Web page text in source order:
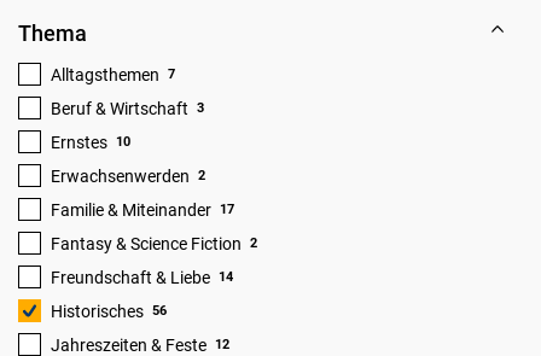
Thema
Alltagsthemen 7
Beruf & Wirtschaft 3
Ernstes 10
Erwachsenwerden 2
Familie & Miteinander 17
Fantasy & Science Fiction 2
Freundschaft & Liebe 14
Historisches 56
Jahreszeiten & Feste 12